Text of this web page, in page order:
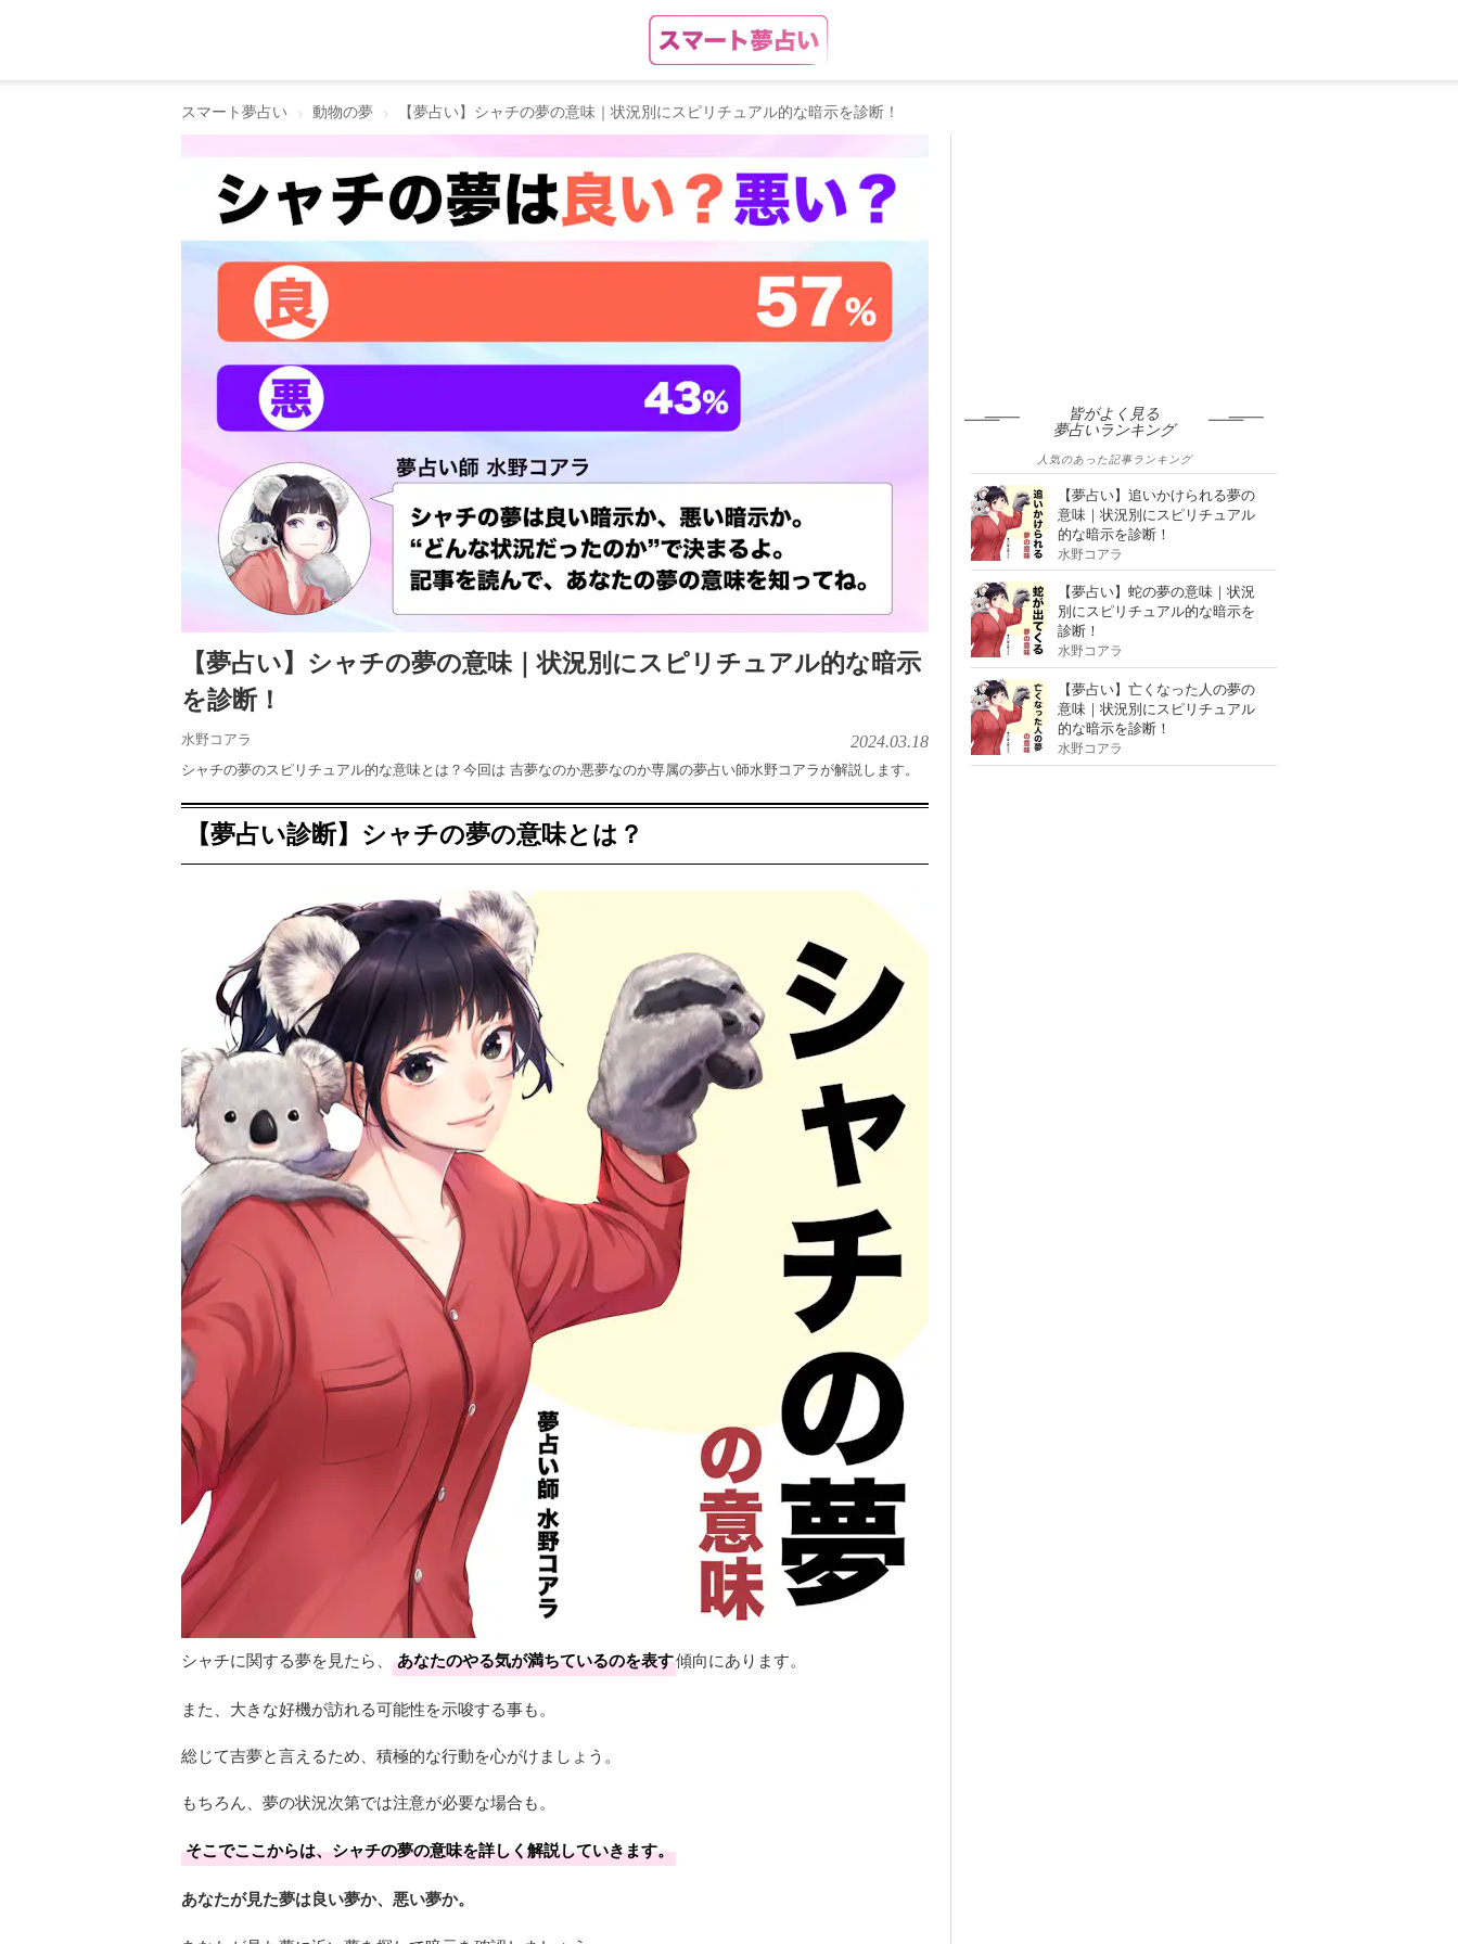
スマート夢占い 動物の夢 【夢占い】シャチの夢の意味｜状況別にスピリチュアル的な暗示を診断！
【夢占い】シャチの夢の意味｜状況別にスピリチュアル的な暗示
を診断！
水野コアラ 2024.03.18
シャチの夢のスピリチュアル的な意味とは？今回は 吉夢なのか悪夢なのか専属の夢占い師水野コアラが解説します。
【夢占い診断】シャチの夢の意味とは？
シャチに関する夢を見たら、 あなたのやる気が満ちているのを表す傾向にあります。
また、大きな好機が訪れる可能性を示唆する事も。
総じて吉夢と言えるため、積極的な行動を心がけましょう。
もちろん、夢の状況次第では注意が必要な場合も。
そこでここからは、シャチの夢の意味を詳しく解説していきます。
あなたが見た夢は良い夢か、悪い夢か。
皆がよく見る
夢占いランキング
人気のあった記事ランキング
【夢占い】追いかけられる夢の
意味｜状況別にスピリチュアル
的な暗示を診断！
水野コアラ
【夢占い】蛇の夢の意味｜状況
別にスピリチュアル的な暗示を
診断！
水野コアラ
【夢占い】亡くなった人の夢の
意味｜状況別にスピリチュアル
的な暗示を診断！
水野コアラ